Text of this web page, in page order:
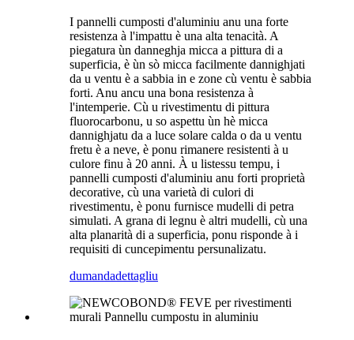
I pannelli cumposti d'aluminiu anu una forte
resistenza à l'impattu è una alta tenacità. A
piegatura ùn danneghja micca a pittura di a
superficia, è ùn sò micca facilmente dannighjati
da u ventu è a sabbia in e zone cù ventu è sabbia
forti. Anu ancu una bona resistenza à
l'intemperie. Cù u rivestimentu di pittura
fluorocarbonu, u so aspettu ùn hè micca
dannighjatu da a luce solare calda o da u ventu
fretu è a neve, è ponu rimanere resistenti à u
culore finu à 20 anni. À u listessu tempu, i
pannelli cumposti d'aluminiu anu forti proprietà
decorative, cù una varietà di culori di
rivestimentu, è ponu furnisce mudelli di petra
simulati. A grana di legnu è altri mudelli, cù una
alta planarità di a superficia, ponu risponde à i
requisiti di cuncepimentu persunalizatu.
dumandadettagliu